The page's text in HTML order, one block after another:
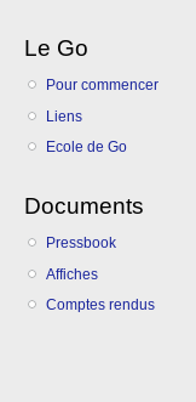
Le Go
Pour commencer
Liens
Ecole de Go
Documents
Pressbook
Affiches
Comptes rendus